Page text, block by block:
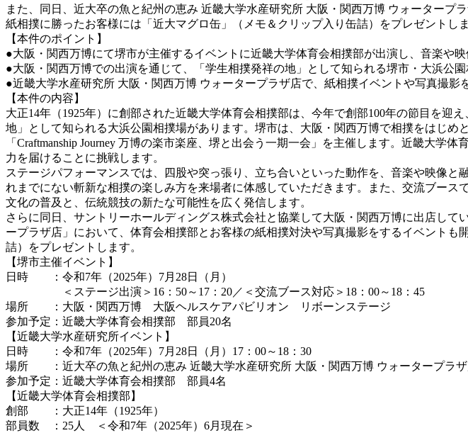
また、同日、近大卒の魚と紀州の恵み 近畿大学水産研究所 大阪・関西万博 ウォータープ
紙相撲に勝ったお客様には「近大マグロ缶」（メモ＆クリップ入り缶詰）をプレゼントしま
【本件のポイント】
●大阪・関西万博にて堺市が主催するイベントに近畿大学体育会相撲部が出演し、音楽や
●大阪・関西万博での出演を通じて、「学生相撲発祥の地」として知られる堺市・大浜公
●近畿大学水産研究所 大阪・関西万博 ウォータープラザ店で、紙相撲イベントや写真撮影
【本件の内容】
大正14年（1925年）に創部された近畿大学体育会相撲部は、今年で創部100年の節目を
地」として知られる大浜公園相撲場があります。堺市は、大阪・関西万博で相撲をはじ
「Craftmanship Journey 万博の楽市楽座、堺と出会う一期一会」を主催します。近畿大
力を届けることに挑戦します。
ステージパフォーマンスでは、四股や突っ張り、立ち合いといった動作を、音楽や映像
れまでにない斬新な相撲の楽しみ方を来場者に体感していただきます。また、交流ブー
文化の普及と、伝統競技の新たな可能性を広く発信します。
さらに同日、サントリーホールディングス株式会社と協業して大阪・関西万博に出店し
ープラザ店」において、体育会相撲部とお客様の紙相撲対決や写真撮影をするイベント
詰）をプレゼントします。
【堺市主催イベント】
日時 ：令和7年（2025年）7月28日（月）
＜ステージ出演＞16：50～17：20／＜交流ブース対応＞18：00～18：45
場所 ：大阪・関西万博 大阪ヘルスケアパビリオン リボーンステージ
参加予定：近畿大学体育会相撲部 部員20名
【近畿大学水産研究所イベント】
日時 ：令和7年（2025年）7月28日（月）17：00～18：30
場所 ：近大卒の魚と紀州の恵み 近畿大学水産研究所 大阪・関西万博 ウォータープラ
参加予定：近畿大学体育会相撲部 部員4名
【近畿大学体育会相撲部】
創部 ：大正14年（1925年）
部員数 ：25人 ＜令和7年（2025年）6月現在＞